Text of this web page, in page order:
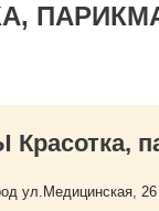
ул.Медицинская, 26